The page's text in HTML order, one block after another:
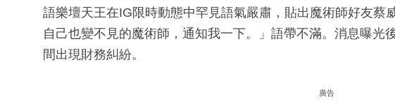
語樂壇天王在IG限時動態中罕見語氣嚴肅，貼出魔術師好友蔡
自己也變不見的魔術師，通知我一下。」語帶不滿。消息曝光
間出現財務糾紛。
廣告